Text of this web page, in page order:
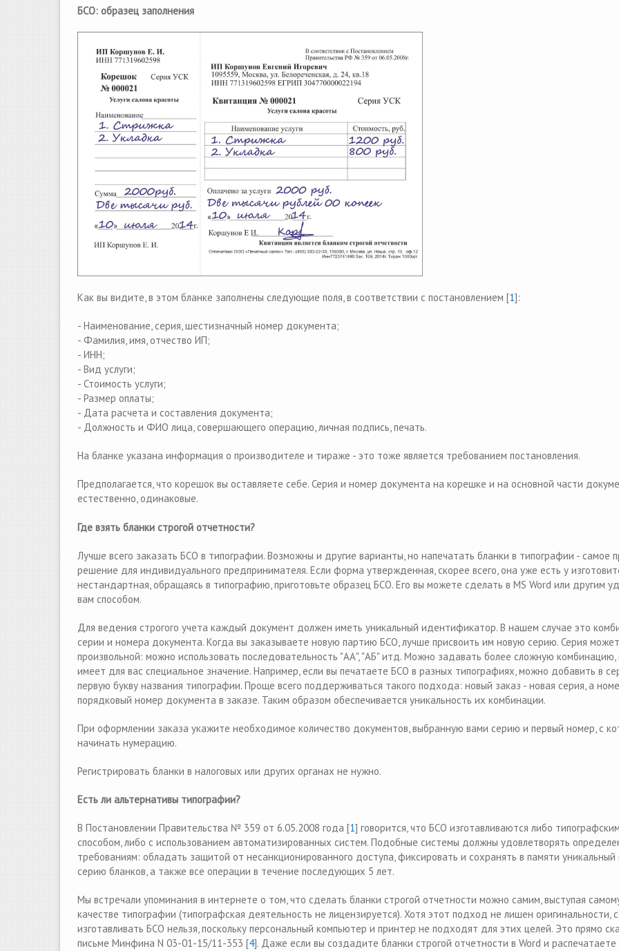
БСО: образец заполнения
Как вы видите, в этом бланке заполнены следующие поля, в соответствии с постановлением [1]:
- Наименование, серия, шестизначный номер документа;
- Фамилия, имя, отчество ИП;
- ИНН;
- Вид услуги;
- Стоимость услуги;
- Размер оплаты;
- Дата расчета и составления документа;
- Должность и ФИО лица, совершающего операцию, личная подпись, печать.
На бланке указана информация о производителе и тираже - это тоже является требованием постановления.
Предполагается, что корешок вы оставляете себе. Серия и номер документа на корешке и на основной части
естественно, одинаковые.
Где взять бланки строгой отчетности?
Лучше всего заказать БСО в типографии. Возможны и другие варианты, но напечатать бланки в типографии - самое
решение для индивидуального предпринимателя. Если форма утвержденная, скорее всего, она уже есть у
нестандартная, обращаясь в типографию, приготовьте образец БСО. Его вы можете сделать в MS Word или другим
вам способом.
Для ведения строгого учeта каждый документ должен иметь уникальный идентификатор. В нашем случае это
серии и номера документа. Когда вы заказываете новую партию БСО, лучше присвоить им новую серию. Серия
произвольной: можно использовать последовательность "АА", "АБ" итд. Можно задавать более сложную комбинацию,
имеет для вас специальное значение. Например, если вы печатаете БСО в разных типографиях, можно добавить в
первую букву названия типографии. Проще всего поддерживаться такого подхода: новый заказ - новая серия, а
порядковый номер документа в заказе. Таким образом обеспечивается уникальность их комбинации.
При оформлении заказа укажите необходимое количество документов, выбранную вами серию и первый номер, с
начинать нумерацию.
Регистрировать бланки в налоговых или других органах не нужно.
Есть ли альтернативы типографии?
В Постановлении Правительства № 359 от 6.05.2008 года [1] говорится, что БСО изготавливаются либо
способом, либо с использованием автоматизированных систем. Подобные системы должны удовлетворять
требованиям: обладать защитой от несанкционированного доступа, фиксировать и сохранять в памяти
серию бланков, а также все операции в течение последующих 5 лет.
Mы встречали упоминания в интернете о том, что сделать бланки строгой отчетности можно самим, выступая
качестве типографии (типографская деятельность не лицензируется). Хотя этот подход не лишен оригинальности,
изготавливать БСО нельзя, поскольку персональный компьютер и принтер не подходят для этих целей. Это прямо
письме Минфина N 03-01-15/11-353 [4]. Даже если вы создадите бланки строгой отчетности в Word и распечатаете